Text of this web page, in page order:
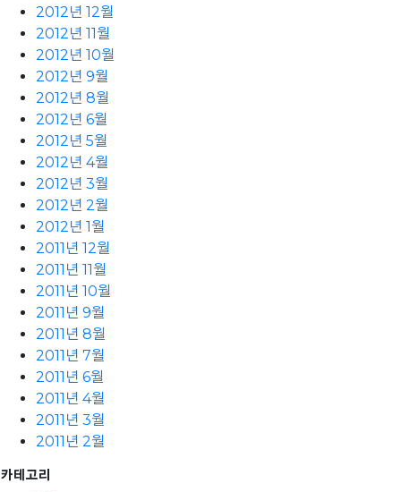
2012년 12월
2012년 11월
2012년 10월
2012년 9월
2012년 8월
2012년 6월
2012년 5월
2012년 4월
2012년 3월
2012년 2월
2012년 1월
2011년 12월
2011년 11월
2011년 10월
2011년 9월
2011년 8월
2011년 7월
2011년 6월
2011년 4월
2011년 3월
2011년 2월
카테고리